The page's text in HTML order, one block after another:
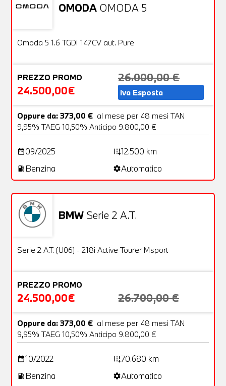
OMODA OMODA 5
OFFERTA
Omoda 5 1.6 TGDI 147CV aut. Pure
PREZZO PROMO
24.500,00€
26.000,00 €
Iva Esposta
Oppure da: 373,00 € al mese per 48 mesi TAN
9,95% TAEG 10,50% Anticipo 9.800,00 €
date_range09/2025 add_road12.500 km
local_gas_station Benzina settingsAutomatico
BMW Serie 2 A.T.
OFFERTA
Usato
Serie 2 A.T. (U06) - 218i Active Tourer Msport
PREZZO PROMO
24.500,00€ 26.700,00 €
Oppure da: 373,00 € al mese per 48 mesi TAN
9,95% TAEG 10,50% Anticipo 9.800,00 €
date_range10/2022 add_road70.680 km
local_gas_station Benzina settingsAutomatico